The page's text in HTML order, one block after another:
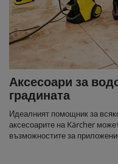
Аксесоари за
градината
Идеалният помощник за
аксесоарите на Kärcher
възможностите за